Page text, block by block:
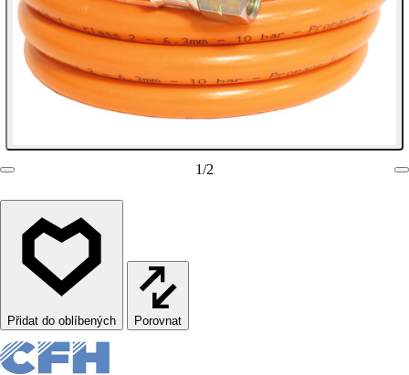
1/2
Porovnat